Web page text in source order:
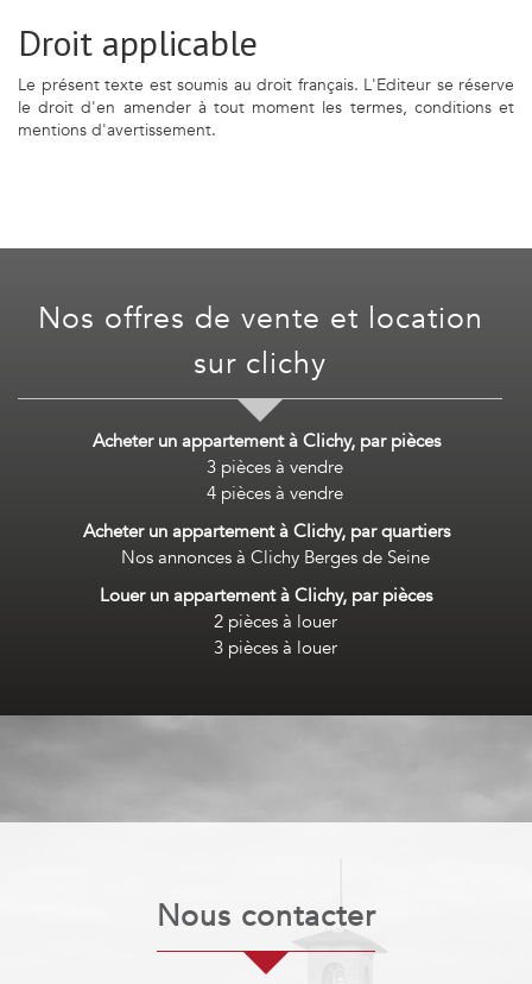
Droit applicable
Le présent texte est soumis au droit français. L'Editeur se réserve
le droit d'en amender à tout moment les termes, conditions et
mentions d'avertissement.
nos offres de vente et location
sur clichy
Acheter un appartement à Clichy, par pièces
3 pièces à vendre
4 pièces à vendre
Acheter un appartement à Clichy, par quartiers
Nos annonces à Clichy Berges de Seine
Louer un appartement à Clichy, par pièces
2 pièces à louer
3 pièces à louer
nous contacter